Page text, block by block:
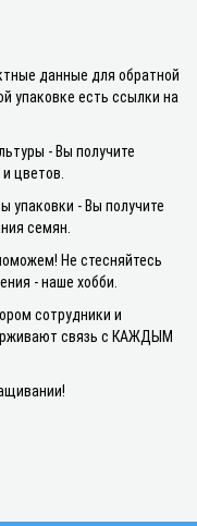
данные для обратной
упаковке есть ссылки на
- Вы получите
цветов.
упаковки - Вы получите
семян.
Не стесняйтесь
- наше хобби.
сотрудники и
связь с КАЖДЫМ